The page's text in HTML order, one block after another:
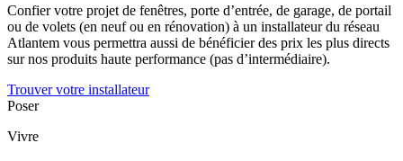
Confier votre projet de fenêtres, porte d’entrée, de garage, de portail
ou de volets (en neuf ou en rénovation) à un installateur du réseau
Atlantem vous permettra aussi de bénéficier des prix les plus directs
sur nos produits haute performance (pas d’intermédiaire).
Trouver votre installateur
Poser
Vivre